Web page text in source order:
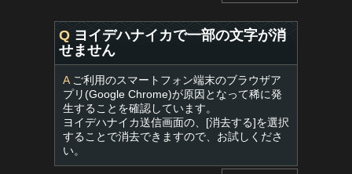
Q ヨイデハナイカで一部の文字が消
せません
Aご利用のスマートフォン端末のブラウザア
プリ(Google Chrome)が原因となって稀に発
生することを確認しています。
ヨイデハナイカ送信画面の、[消去する]を選択
することで消去できますので、お試しくださ
い。